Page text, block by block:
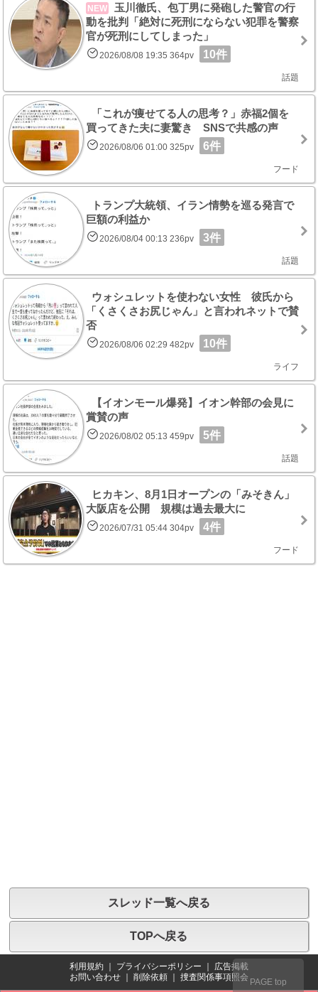
NEW
玉川徹氏、包丁男に発砲した警官の行
動を批判「絶対に死刑にならない犯罪を警察
官が死刑にしてしまった」
2026/08/08 19:35 364pv 10件
話題
「これが痩せてる人の思考？」赤福2個を
買ってきた夫に妻驚き SNSで共感の声
2026/08/06 01:00 325pv 6件
フード
トランプ大統領、イラン情勢を巡る発言で
巨額の利益か
2026/08/04 00:13 236pv 3件
話題
ウォシュレットを使わない女性 彼氏から
「くさくさお尻じゃん」と言われネットで賛
否
2026/08/06 02:29 482pv 10件
ライフ
【イオンモール爆発】イオン幹部の会見に
賞賛の声
2026/08/02 05:13 459pv 5件
話題
ヒカキン、8月1日オープンの「みそきん」
大阪店を公開 規模は過去最大に
2026/07/31 05:44 304pv 4件
フード
スレッド一覧へ戻る
TOPへ戻る
利用規約 ｜ プライバシーポリシー ｜ 広告掲載
お問い合わせ ｜ 削除依頼 ｜ 捜査関係事項照会
PAGE top